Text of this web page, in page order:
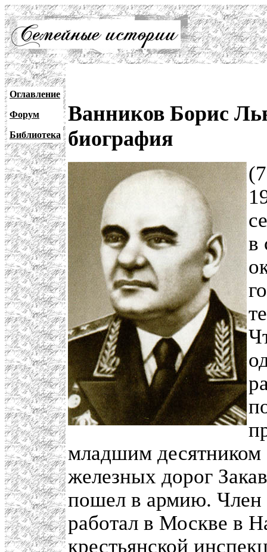
Оглавление
Форум
Библиотека
Ванников Борис
биография
в
младшим десятником
железных дорог
пошел в армию. Член
работал в Москве в
крестьянской